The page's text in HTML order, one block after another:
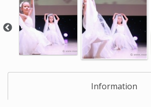
Information